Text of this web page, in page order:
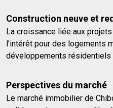
Construction neuve et
La croissance liée aux
l’intérêt pour des logements
développements résidentiels
Perspectives du marché
Le marché immobilier de